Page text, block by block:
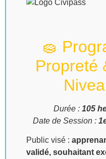
🧽
Propreté
Durée : 105
Date de Session :
Public visé :
validé, souhaitant